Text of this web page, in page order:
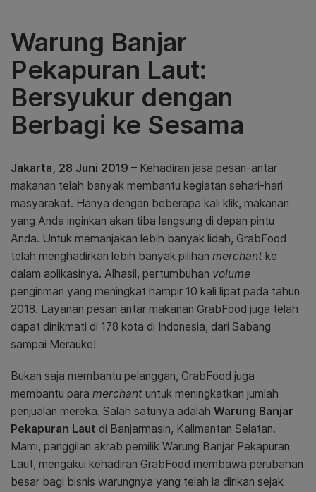
Warung Banjar
Pekapuran Laut:
Bersyukur dengan
Berbagi ke Sesama
Jakarta, 28 Juni 2019 – Kehadiran jasa pesan-antar
makanan telah banyak membantu kegiatan sehari-hari
masyarakat. Hanya dengan beberapa kali klik, makanan
yang Anda inginkan akan tiba langsung di depan pintu
Anda. Untuk memanjakan lebih banyak lidah, GrabFood
telah menghadirkan lebih banyak pilihan merchant ke
dalam aplikasinya. Alhasil, pertumbuhan volume
pengiriman yang meningkat hampir 10 kali lipat pada tahun
2018. Layanan pesan antar makanan GrabFood juga telah
dapat dinikmati di 178 kota di Indonesia, dari Sabang
sampai Merauke!
Bukan saja membantu pelanggan, GrabFood juga
membantu para merchant untuk meningkatkan jumlah
penjualan mereka. Salah satunya adalah Warung Banjar
Pekapuran Laut di Banjarmasin, Kalimantan Selatan.
Mami, panggilan akrab pemilik Warung Banjar Pekapuran
Laut, mengakui kehadiran GrabFood membawa perubahan
besar bagi bisnis warungnya yang telah ia dirikan sejak